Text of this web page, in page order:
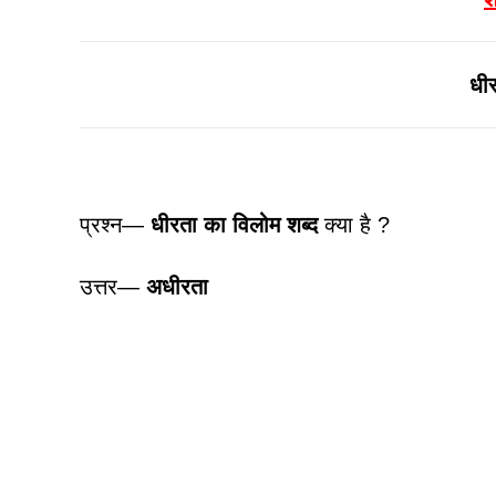
प्रश्न— धीरता का विलोम शब्दक्या है ?
उत्तर— अधीरता